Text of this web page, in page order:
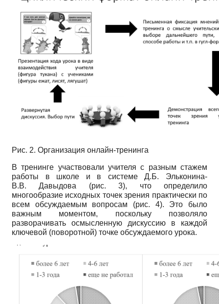
Рис. 2. Организация онлайн-тренинга
В тренинге участвовали учителя с разным стажем
работы в школе и в системе Д.Б.
Эльконина-
В.В.
Давыдова (рис. 3), что определило
многообразие исходных точек зрения практически по
всем обсуждаемым вопросам (рис. 4). Это было
важным моментом, поскольку позволяло
разворачивать осмысленную дискуссию в каждой
ключевой (поворотной) точке обсуждаемого урока.